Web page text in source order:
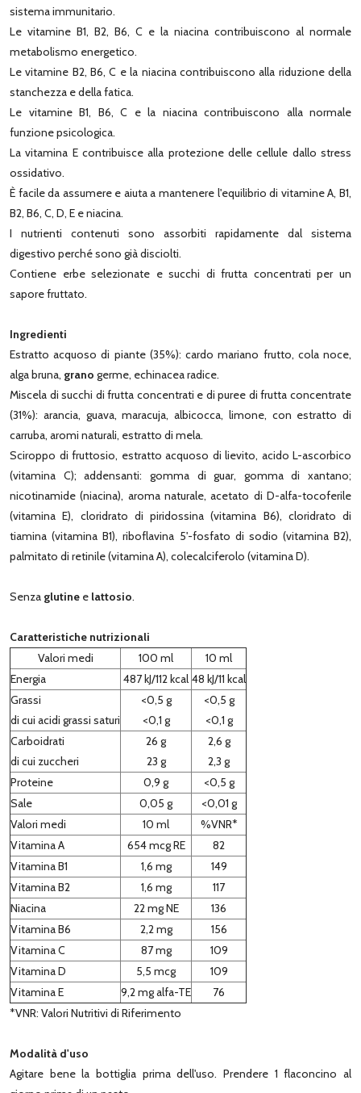
sistema immunitario.
Le vitamine B1, B2, B6, C e la niacina contribuiscono al normale
metabolismo energetico.
Le vitamine B2, B6, C e la niacina contribuiscono alla riduzione della
stanchezza e della fatica.
Le vitamine B1, B6, C e la niacina contribuiscono alla normale
funzione psicologica.
La vitamina E contribuisce alla protezione delle cellule dallo stress
ossidativo.
È facile da assumere e aiuta a mantenere l'equilibrio di vitamine A, B1,
B2, B6, C, D, E e niacina.
I nutrienti contenuti sono assorbiti rapidamente dal sistema
digestivo perché sono già disciolti.
Contiene erbe selezionate e succhi di frutta concentrati per un
sapore fruttato.
Ingredienti
Estratto acquoso di piante (35%): cardo mariano frutto, cola noce,
alga bruna, grano germe, echinacea radice.
Miscela di succhi di frutta concentrati e di puree di frutta concentrate
(31%): arancia, guava, maracuja, albicocca, limone, con estratto di
carruba, aromi naturali, estratto di mela.
Sciroppo di fruttosio, estratto acquoso di lievito, acido L-ascorbico
(vitamina C); addensanti: gomma di guar, gomma di xantano;
nicotinamide (niacina), aroma naturale, acetato di D-alfa-tocoferile
(vitamina E), cloridrato di piridossina (vitamina B6), cloridrato di
tiamina (vitamina B1), riboflavina 5'-fosfato di sodio (vitamina B2),
palmitato di retinile (vitamina A), colecalciferolo (vitamina D).
Senza glutine e lattosio.
Caratteristiche nutrizionali
Valori medi
100 ml
10 ml
Energia
487 kJ/112 kcal 48 kJ/11 kcal
Grassi
di cui acidi grassi saturi
<0,5 g
<0,1 g
<0,5 g
<0,1 g
Carboidrati
di cui zuccheri
26 g
23 g
2,6 g
2,3 g
Proteine
0,9 g
<0,5 g
Sale
0,05 g
<0,01 g
Valori medi
10 ml
%VNR*
Vitamina A
654 mcg RE
82
Vitamina B1
1,6 mg
149
Vitamina B2
1,6 mg
117
Niacina
22 mg NE
136
Vitamina B6
2,2 mg
156
Vitamina C
87 mg
109
Vitamina D
5,5 mcg
109
Vitamina E
9,2 mg alfa-TE
76
*VNR: Valori Nutritivi di Riferimento
Modalità d'uso
Agitare bene la bottiglia prima dell'uso. Prendere 1 flaconcino al